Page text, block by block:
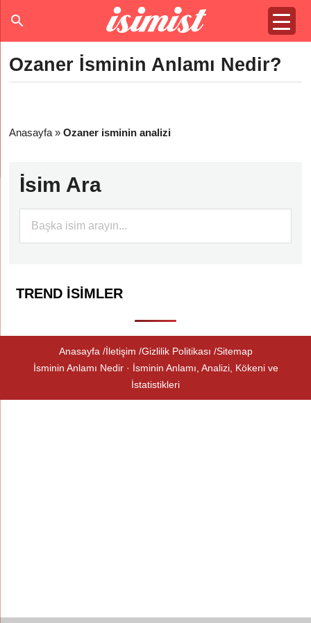
Ozaner İsminin Anlamı Nedir?
Anasayfa »Ozaner isminin analizi
İsim Ara
TREND İSIMLER
Anasayfa İletişim Gizlilik Politikası Sitemap
İsminin Anlamı Nedir · İsminin Anlamı, Analizi, Kökeni ve
İstatistikleri